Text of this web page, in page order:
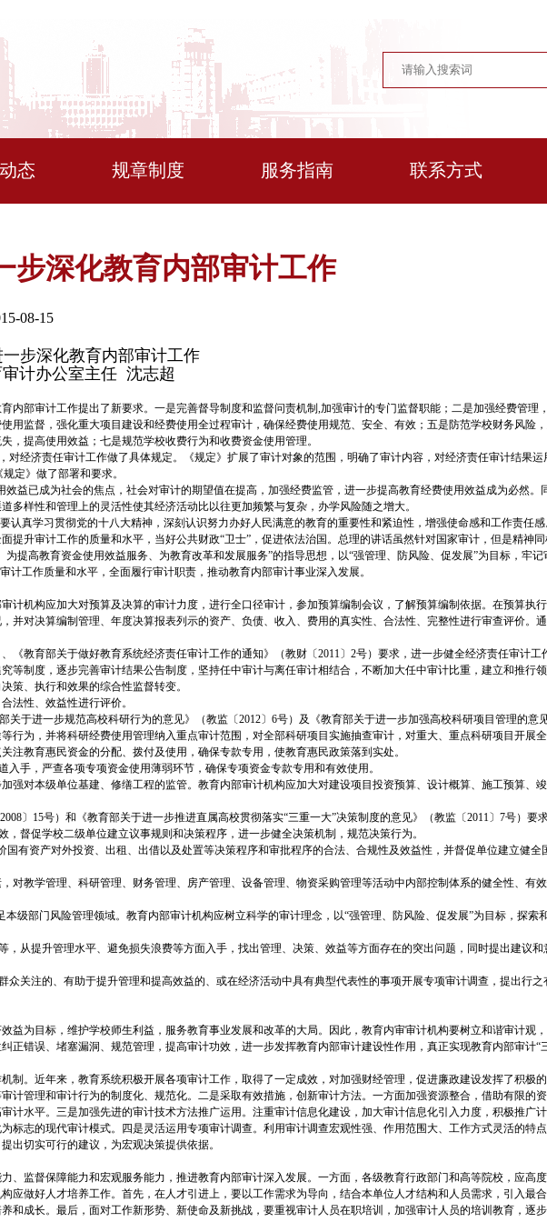
态 规章制度 服务指南 联系方式
步深化教育内部审计工作
08-15
步深化教育内部审计工作
计办公室主任 沈志超
内部审计工作提出了新要求。一是完善督导制度和监督问责机制,加强审计的专门监督职能；二是加强经费管理
监督，强化重大项目建设和经费使用全过程审计，确保经费使用规范、安全、有效；五是防范学校财务风险
提高使用效益；七是规范学校收费行为和收费资金使用管理。
经济责任审计工作做了具体规定。《规定》扩展了审计对象的范围，明确了审计内容，对经济责任审计结果
定》做了部署和要求。
益已成为社会的焦点，社会对审计的期望值在提高，加强经费监管，进一步提高教育经费使用效益成为必然。
样性和管理上的灵活性使其经济活动比以往更加频繁与复杂，办学风险随之增大。
真学习贯彻党的十八大精神，深刻认识努力办好人民满意的教育的重要性和紧迫性，增强使命感和工作责任感
升审计工作的质量和水平，当好公共财政“卫士”，促进依法治国。总理的讲话虽然针对国家审计，但是精神
高教育资金使用效益服务、为教育改革和发展服务”的指导思想，以“强管理、防风险、促发展”为目标，牢
工作质量和水平，全面履行审计职责，推动教育内部审计事业深入发展。
计机构应加大对预算及决算的审计力度，进行全口径审计，参加预算编制会议，了解预算编制依据。在预算执
对决算编制管理、年度决算报表列示的资产、负债、收入、费用的真实性、合法性、完整性进行审查评价。
教育部关于做好教育系统经济责任审计工作的通知》（教财〔2011〕2号）要求，进一步健全经济责任审计工
制度，逐步完善审计结果公告制度，坚持任中审计与离任审计相结合，不断加大任中审计比重，建立和推行
策、执行和效果的综合性监督转变。
法性、效益性进行评价。
于进一步规范高校科研行为的意见》（教监〔2012〕6号）及《教育部关于进一步加强高校科研项目管理的意
为，并将科研经费使用管理纳入重点审计范围，对全部科研项目实施抽查审计，对重大、重点科研项目开展
教育惠民资金的分配、拨付及使用，确保专款专用，使教育惠民政策落到实处。
手，严查各项专项资金使用薄弱环节，确保专项资金专款专用和有效使用。
强对本级单位基建、修缮工程的监管。教育内部审计机构应加大对建设项目投资预算、设计概算、施工预算、
〕15号）和《教育部关于进一步推进直属高校贯彻落实“三重一大”决策制度的意见》（教监〔2011〕7号）要
督促学校二级单位建立议事规则和决策程序，进一步健全决策机制，规范决策行为。
有资产对外投资、出租、出借以及处置等决策程序和审批程序的合法、合规性及效益性，并督促单位建立健全
教学管理、科研管理、财务管理、房产管理、设备管理、物资采购管理等活动中内部控制体系的健全性、有
部门风险管理领域。教育内部审计机构应树立科学的审计理念，以“强管理、防风险、促发展”为目标，探索
从提升管理水平、避免损失浪费等方面入手，找出管理、决策、效益等方面存在的突出问题，同时提出建议
关注的、有助于提升管理和提高效益的、或在经济活动中具有典型代表性的事项开展专项审计调查，提出行
为目标，维护学校师生利益，服务教育事业发展和改革的大局。因此，教育内审审计机构要树立和谐审计观
错误、堵塞漏洞、规范管理，提高审计功效，进一步发挥教育内部审计建设性作用，真正实现教育内部审计“
。近年来，教育系统积极开展各项审计工作，取得了一定成效，对加强财经管理，促进廉政建设发挥了积极
管理和审计行为的制度化、规范化。二是采取有效措施，创新审计方法。一方面加强资源整合，借助有限的
水平。三是加强先进的审计技术方法推广运用。注重审计信息化建设，加大审计信息化引入力度，积极推广
志的现代审计模式。四是灵活运用专项审计调查。利用审计调查宏观性强、作用范围大、工作方式灵活的特
出切实可行的建议，为宏观决策提供依据。
监督保障能力和宏观服务能力，推进教育内部审计深入发展。一方面，各级教育行政部门和高等院校，应高
做好人才培养工作。首先，在人才引进上，要以工作需求为导向，结合本单位人才结构和人员需求，引入最
成长。最后，面对工作新形势、新使命及新挑战，要重视审计人员在职培训，加强审计人员的培训教育，逐